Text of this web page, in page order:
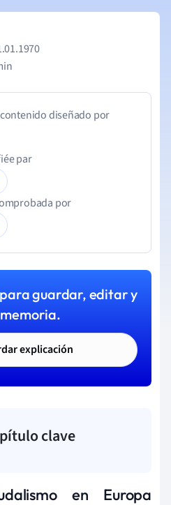
diseñado por
par
por
guardar, editar y
explicación
clave
en Europa